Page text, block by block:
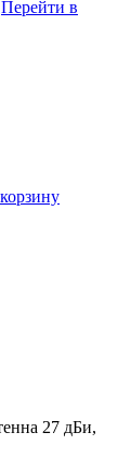
Перейти в
27 дБи,